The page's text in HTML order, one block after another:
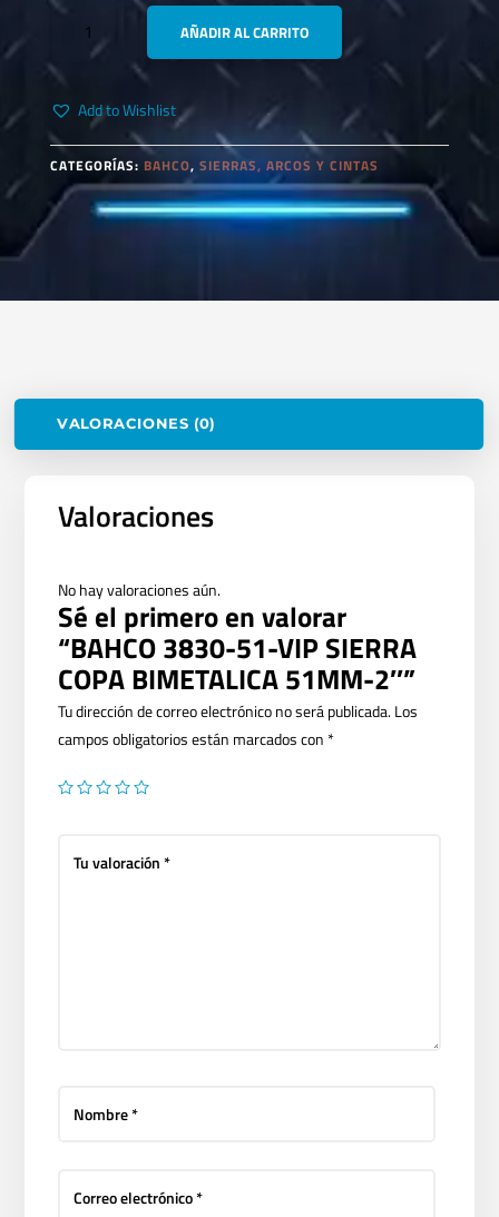
BAHCO
51-
SIERRA
COPA
BIMETALICA
51MM-
2"
AÑADIR AL CARRITO
Add to Wishlist
CATEGORÍAS: BAHCO, SIERRAS, ARCOS Y CINTAS
VALORACIONES (0)
Valoraciones
No hay valoraciones aún.
Sé el primero en valorar
“BAHCO 3830-51-VIP SIERRA
COPA BIMETALICA 51MM-2″”
Tu dirección de correo electrónico no será publicada.Los
campos obligatorios están marcados con *